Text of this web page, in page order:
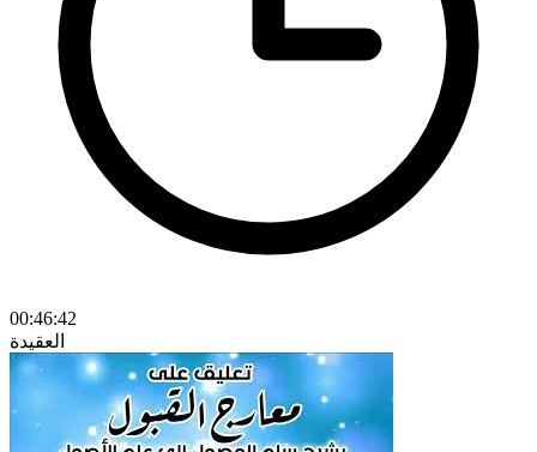
00:46:42
العقيدة